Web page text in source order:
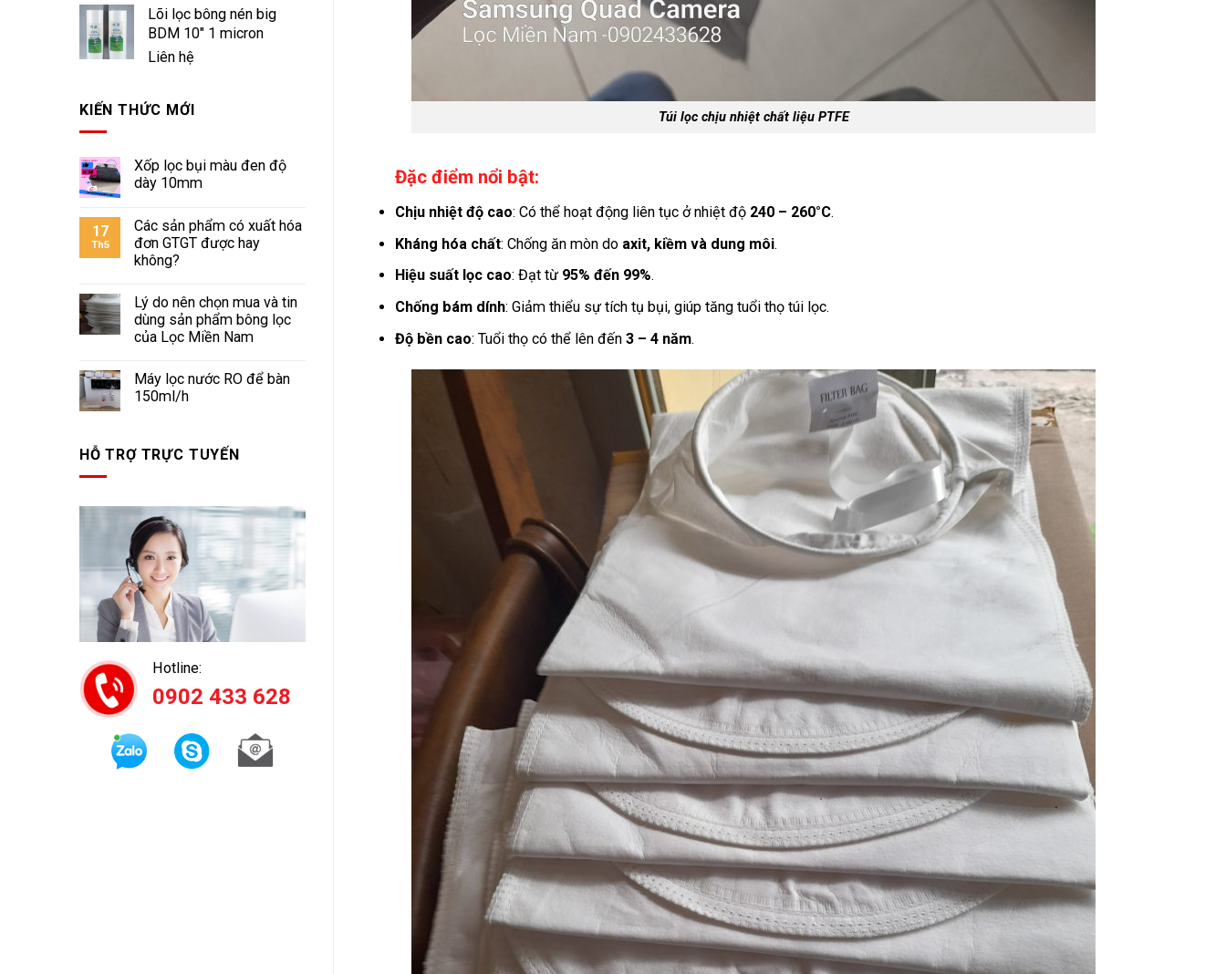
Lõi lọc bông nén big
BDM 10" 1 micron
Liên hệ
KIẾN THỨC MỚI
Xốp lọc bụi màu đen độ
dày 10mm
17
Th5
Các sản phẩm có xuất hóa
đơn GTGT được hay
không?
Lý do nên chọn mua và tin
dùng sản phẩm bông lọc
của Lọc Miền Nam
Máy lọc nước RO để bàn
150ml/h
HỖ TRỢ TRỰC TUYẾN
Hotline:
0902 433 628
Túi lọc chịu nhiệt chất liệu PTFE
Đặc điểm nổi bật:
Chịu nhiệt độ cao: Có thể hoạt động liên tục ở nhiệt độ 240 – 260°C.
Kháng hóa chất: Chống ăn mòn do axit, kiềm và dung môi.
Hiệu suất lọc cao: Đạt từ 95% đến 99%.
Chống bám dính: Giảm thiểu sự tích tụ bụi, giúp tăng tuổi thọ túi lọc.
Độ bền cao: Tuổi thọ có thể lên đến 3 – 4 năm.